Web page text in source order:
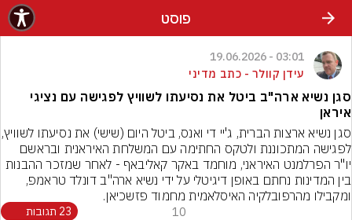
פוסט
03:01 - 19.06.2026
עידן קוולר - כתב מדיני
סגן נשיא ארה"ב ביטל את נסיעתו לשוויץ לפגישה עם נציגי
איראן
ומקבילו מהרפובלקיה האיסלאמית מחמוד פזשכיאן.
10 23 תגובות